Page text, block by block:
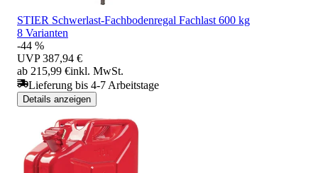
STIER Schwerlast-Fachbodenregal Fachlast 600 kg
8 Varianten
-44 %
UVP 387,94 €
ab 215,99 €inkl. MwSt.
Lieferung bis 4-7 Arbeitstage
Details anzeigen